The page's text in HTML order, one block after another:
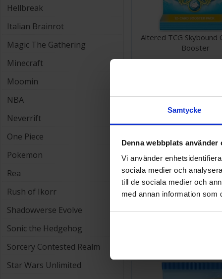
Samtycke
Denna webbplats använder
Vi använder
sociala medier och
till de sociala medier och
med annan information som
Hellbreak
Italian Brainrot
Magic The Gathering
Minecraft
Moomin
NBA
Neverrift
One Piece
Pokemon
Rea
Rush of Ikorr
Shadowverse Evolve
Sonic the Hedgehog
Sorcery Contested Realm
Star Wars Unlimited
Altered TCG Skybound
Booster
Altered TCG Starter